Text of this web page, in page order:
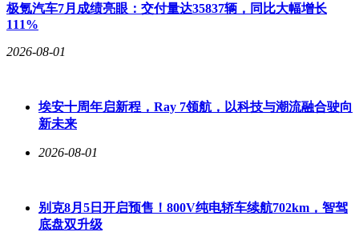
极氪汽车7月成绩亮眼：交付量达35837辆，同比大幅增长
111%
2026-08-01
埃安十周年启新程，Ray 7领航，以科技与潮流融合驶向
新未来
2026-08-01
别克8月5日开启预售！800V纯电轿车续航702km，智驾
底盘双升级